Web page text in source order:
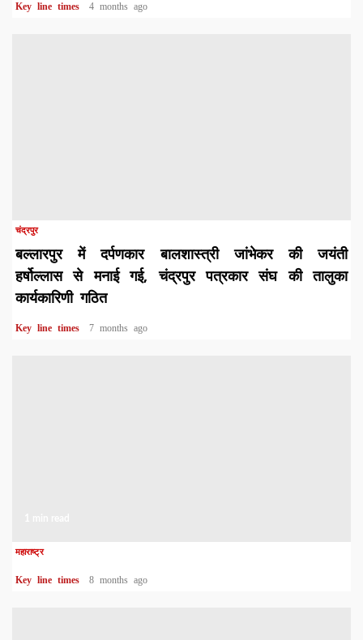
Key line times 4 months ago
चंद्रपुर
बल्लारपुर में दर्पणकार बालशास्त्री जांभेकर की जयंती
हर्षोल्लास से मनाई गई, चंद्रपुर पत्रकार संघ की तालुका
कार्यकारिणी गठित
Key line times 7 months ago
महाराष्ट्र
Key line times 8 months ago